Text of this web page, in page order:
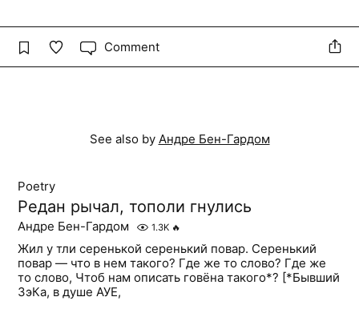
Comment
See also by Андре Бен-Гардом
Poetry
Редан рычал, тополи гнулись
Андре Бен-Гардом 1.3K 🔥
Жил у тли серенькой серенький повар. Серенький
повар — что в нем такого? Где же то слово? Где же
то слово, Чтоб нам описать говёна такого*? [*Бывший
ЗэКа, в душе АУЕ,